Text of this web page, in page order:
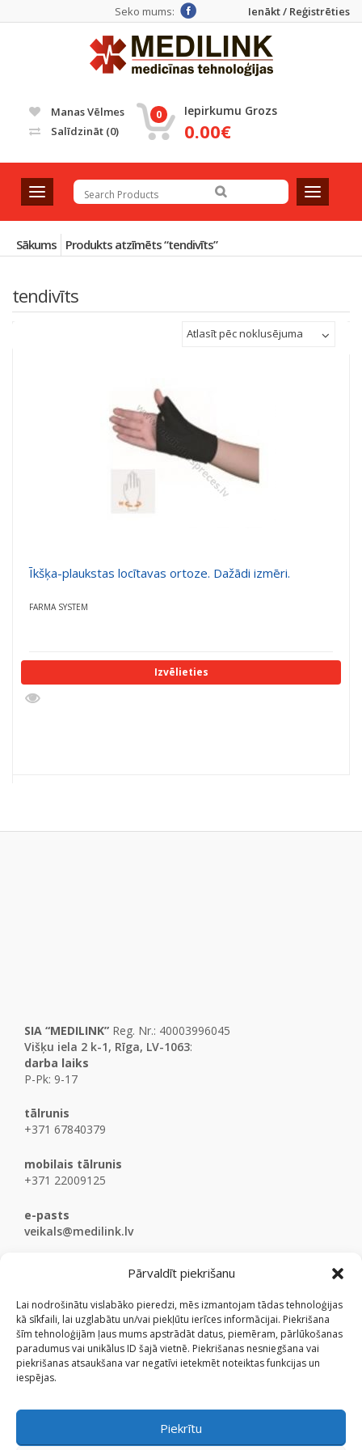
Pārvaldīt piekrišanu
Lai nodrošinātu vislabāko pieredzi, mēs izmantojam tādas tehnoloģijas
kā sīkfaili, lai uzglabātu un/vai piekļūtu ierīces informācijai. Piekrišana
šīm tehnoloģijām ļaus mums apstrādāt datus, piemēram, pārlūkošanas
paradumus vai unikālus ID šajā vietnē. Piekrišanas nesniegšana vai
piekrišanas atsaukšana var negatīvi ietekmēt noteiktas funkcijas un
iespējas.
Piekrītu
Ienākt / Reģistrēties
Seko mums:
Manas Vēlmes
Salīdzināt (0)
0 Iepirkumu Grozs
0.00€
T
o
g
g
l
n
a
T
o
g
l
a
Sākums Produkts atzīmēts “tendivīts”
tendivīts
Atlasīt pēc noklusējuma
Īkšķa-plaukstas locītavas ortoze. Dažādi izmēri.
FARMA SYSTEM
Izvēlieties
SIA “MEDILINK” Reg. Nr.: 40003996045
Višķu iela 2 k-1, Rīga, LV-1063:
darba laiks
P-Pk: 9-17
tālrunis
+371 67840379
mobilais tālrunis
+371 22009125
e-pasts
veikals@medilink.lv